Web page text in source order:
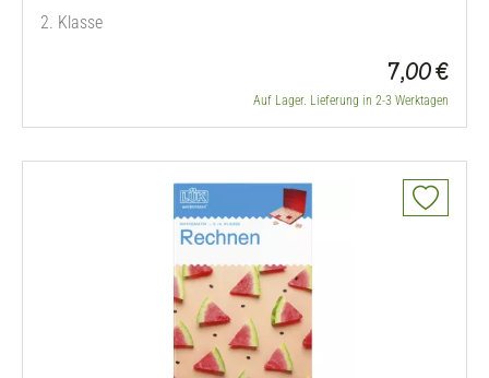
2. Klasse
7,00 €
Auf Lager. Lieferung in 2-3 Werktagen